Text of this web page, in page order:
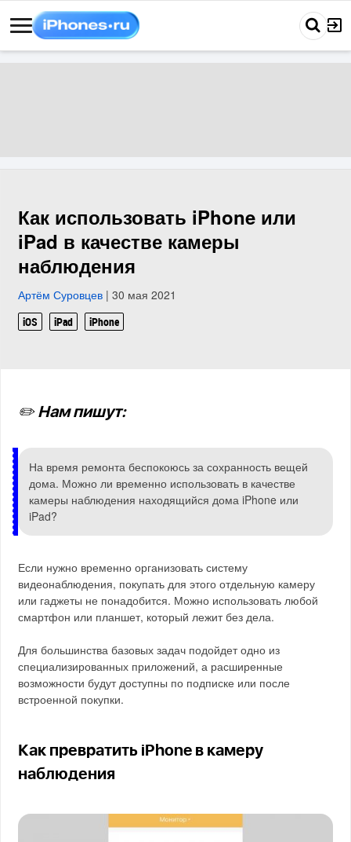
Как использовать iPhone или
iPad в качестве камеры
наблюдения
Артём Суровцев | 30 мая 2021
iOS iPad iPhone
✏️ Нам пишут:
На время ремонта беспокоюсь за сохранность вещей
дома. Можно ли временно использовать в качестве
камеры наблюдения находящийся дома iPhone или
iPad?
Если нужно временно организовать систему
видеонаблюдения, покупать для этого отдельную камеру
или гаджеты не понадобится. Можно использовать любой
смартфон или планшет, который лежит без дела.
Для большинства базовых задач подойдет одно из
специализированных приложений, а расширенные
возможности будут доступны по подписке или после
встроенной покупки.
Как превратить iPhone в камеру
наблюдения